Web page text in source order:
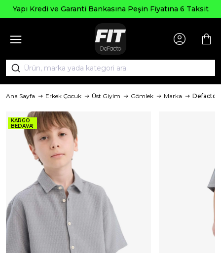
Yapı Kredi ve Garanti Bankasına Peşin Fiyatına 6 Taksit
Ana Sayfa Erkek Çocuk Üst Giyim Gömlek Marka Defacto
KARGO
BEDAVA!